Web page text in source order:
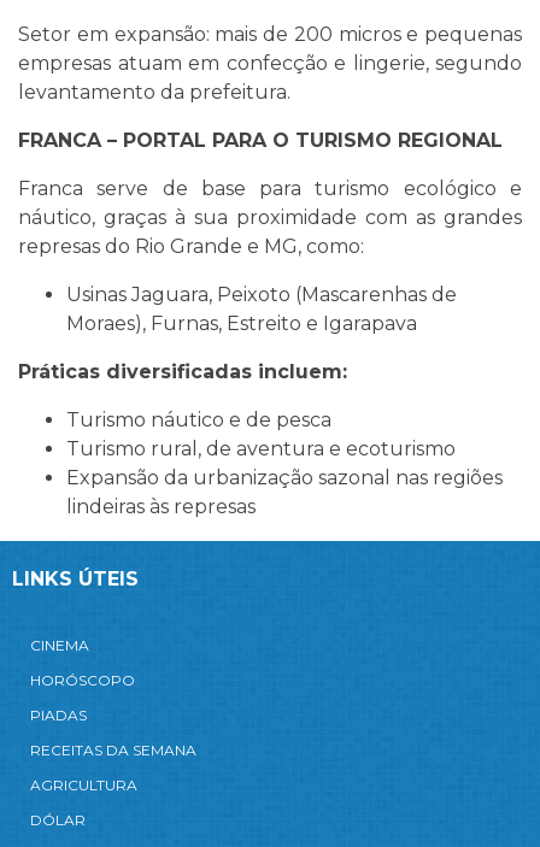
Setor em expansão: mais de 200 micros e pequenas
empresas atuam em confecção e lingerie, segundo
levantamento da prefeitura.
FRANCA – PORTAL PARA O TURISMO REGIONAL
Franca serve de base para turismo ecológico e
náutico, graças à sua proximidade com as grandes
represas do Rio Grande e MG, como:
Usinas Jaguara, Peixoto (Mascarenhas de
Moraes), Furnas, Estreito e Igarapava
Práticas diversificadas incluem:
Turismo náutico e de pesca
Turismo rural, de aventura e ecoturismo
Expansão da urbanização sazonal nas regiões
lindeiras às represas
LINKS ÚTEIS
CINEMA
HORÓSCOPO
PIADAS
RECEITAS DA SEMANA
AGRICULTURA
DÓLAR